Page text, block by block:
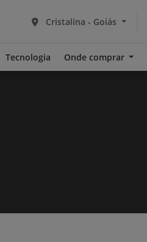
Cristalina - Goiás
Tecnologia Onde comprar